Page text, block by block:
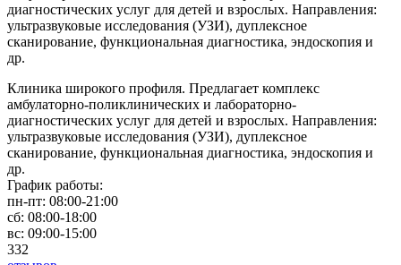
диагностических услуг для детей и взрослых. Направления:
ультразвуковые исследования (УЗИ), дуплексное
сканирование, функциональная диагностика, эндоскопия и
др.
Клиника широкого профиля. Предлагает комплекс
амбулаторно-поликлинических и лабораторно-
диагностических услуг для детей и взрослых. Направления:
ультразвуковые исследования (УЗИ), дуплексное
сканирование, функциональная диагностика, эндоскопия и
др.
График работы:
пн-пт: 08:00-21:00
сб: 08:00-18:00
вс: 09:00-15:00
332